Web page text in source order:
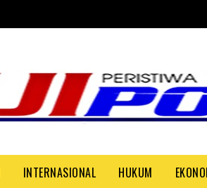
INTERNASIONAL HUKUM